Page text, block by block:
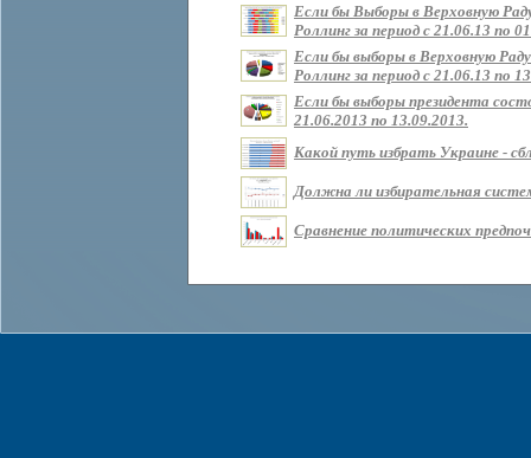
Если бы Выборы в Верховную
Роллинг за период с 21.06.13 по
Если бы выборы в Верховную
Роллинг за период с 21.06.13 по
Если бы выборы президента
21.06.2013 по 13.09.2013.
Какой путь избрать Украине -
Должна ли избирательная
Сравнение политических